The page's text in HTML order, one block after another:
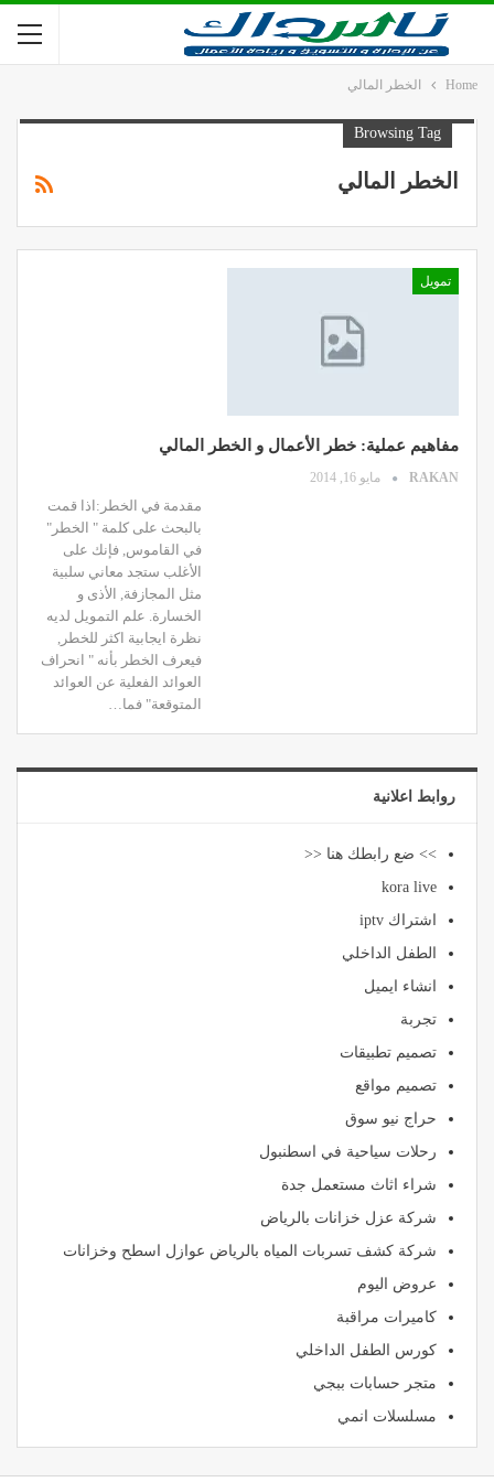
Home الخطر المالي
Browsing Tag
الخطر المالي
تمويل
مفاهيم عملية: خطر الأعمال و الخطر المالي
RAKAN مايو 16, 2014
مقدمة في الخطر:اذا قمت
بالبحث على كلمة " الخطر"
في القاموس, فإنك على
الأغلب ستجد معاني سلبية
مثل المجازفة, الأذى و
الخسارة. علم التمويل لديه
نظرة ايجابية اكثر للخطر,
فيعرف الخطر بأنه " انحراف
العوائد الفعلية عن العوائد
المتوقعة" فما…
روابط اعلانية
>> ضع رابطك هنا <<
kora live
اشتراك iptv
الطفل الداخلي
انشاء ايميل
تجربة
تصميم تطبيقات
تصميم مواقع
حراج نيو سوق
رحلات سياحية في اسطنبول
شراء اثاث مستعمل جدة
شركة عزل خزانات بالرياض
شركة كشف تسربات المياه بالرياض عوازل اسطح وخزانات
عروض اليوم
كاميرات مراقبة
كورس الطفل الداخلي
متجر حسابات ببجي
مسلسلات انمي